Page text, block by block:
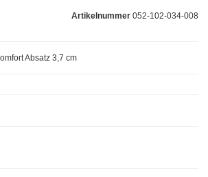
Artikelnummer 052-102-034-008
Absatz 3,7 cm